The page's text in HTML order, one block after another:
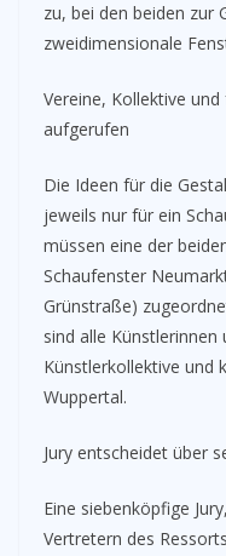
zu, bei den beiden zur
zweidimensionale
Vereine, Kollektive
aufgerufen
Die Ideen für die
jeweils nur für ein
müssen eine der
Schaufenster
Grünstraße)
sind alle Künstlerinnen
Künstlerkollektive und
Wuppertal.
Jury entscheidet über
Eine siebenköpfige
Vertretern des